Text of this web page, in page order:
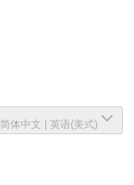
简体中文 | 英语(美式)